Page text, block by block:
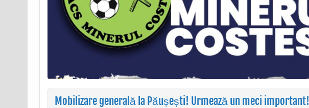
Mobilizare generală la Păușești! Urmează un meci important!